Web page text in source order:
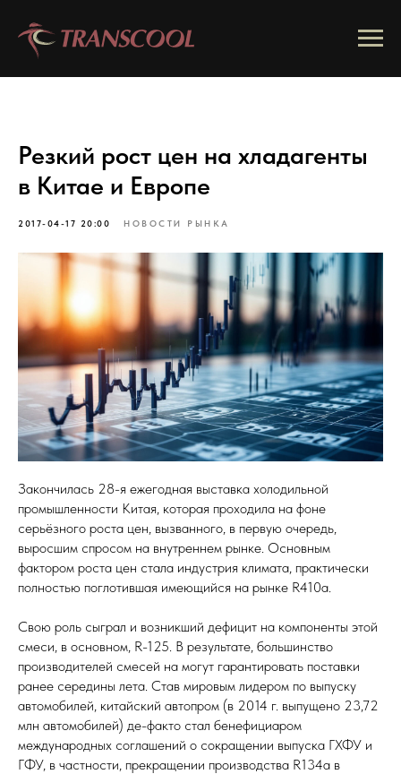
Резкий рост цен на хладагенты
в Китае и Европе
2017-04-17 20:00 НОВОСТИ РЫНКА
Закончилась 28-я ежегодная выставка холодильной
промышленности Китая, которая проходила на фоне
серьёзного роста цен, вызванного, в первую очередь,
выросшим спросом на внутреннем рынке. Основным
фактором роста цен стала индустрия климата, практически
полностью поглотившая имеющийся на рынке R410a.
Свою роль сыграл и возникший дефицит на компоненты этой
смеси, в основном, R-125. В результате, большинство
производителей смесей на могут гарантировать поставки
ранее середины лета. Став мировым лидером по выпуску
автомобилей, китайский автопром (в 2014 г. выпущено 23,72
млн автомобилей) де-факто стал бенефициаром
международных соглашений о сокращении выпуска ГХФУ и
ГФУ, в частности, прекращении производства R134a в